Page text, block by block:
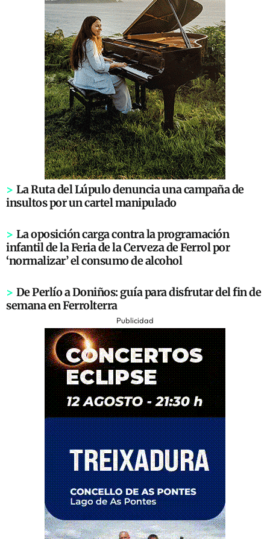
> La Ruta del Lúpulo denuncia una campaña de
insultos por un cartel manipulado
> La oposición carga contra la programación
infantil de la Feria de la Cerveza de Ferrol por
‘normalizar’ el consumo de alcohol
> De Perlío a Doniños: guía para disfrutar del fin de
semana en Ferrolterra
Publicidad